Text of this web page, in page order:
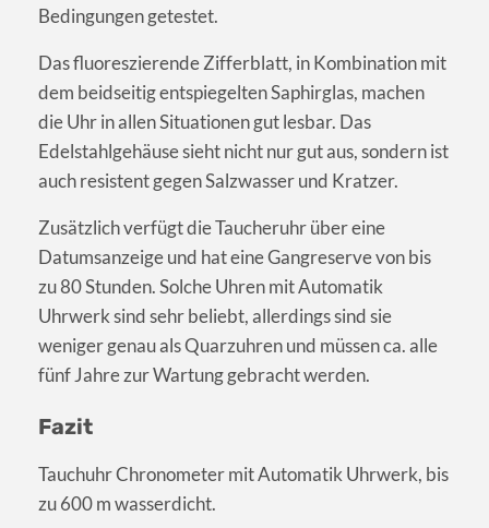
Bedingungen getestet.
Das fluoreszierende Zifferblatt, in Kombination mit
dem beidseitig entspiegelten Saphirglas, machen
die Uhr in allen Situationen gut lesbar. Das
Edelstahlgehäuse sieht nicht nur gut aus, sondern ist
auch resistent gegen Salzwasser und Kratzer.
Zusätzlich verfügt die Taucheruhr über eine
Datumsanzeige und hat eine Gangreserve von bis
zu 80 Stunden. Solche Uhren mit Automatik
Uhrwerk sind sehr beliebt, allerdings sind sie
weniger genau als Quarzuhren und müssen ca. alle
fünf Jahre zur Wartung gebracht werden.
Fazit
Tauchuhr Chronometer mit Automatik Uhrwerk, bis
zu 600 m wasserdicht.